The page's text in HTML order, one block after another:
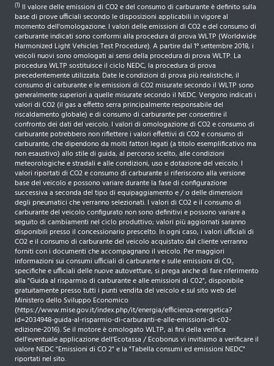
(1) Il valore delle emissioni di CO2 e del consumo di carburante è definito sulla
base di prove ufficiali secondo le disposizioni applicabili in vigore al
momento dell'omologazione. I valori delle emissioni di CO2 e del consumo di
carburante indicati sono conformi alla procedura di prova WLTP (Worldwide
Harmonized Light Vehicles Test Procedure). A partire dal 1° settembre 2018, i
veicoli nuovi sono omologati ai sensi della procedura di prova WLTP. La
procedura WLTP sostituisce il ciclo NEDC, la procedura di prova
precedentemente utilizzata. Date le condizioni di prova più realistiche, il
consumo di carburante e le emissioni di CO2 misurate secondo il WLTP sono
generalmente superiori a quelle misurate secondo il NEDC. Vengono indicati i
valori di CO2 (il gas a effetto serra principalmente responsabile del
riscaldamento globale) e di consumo di carburante per consentire il
confronto dei dati del veicolo. I valori di omologazione di CO2 e consumo di
carburante potrebbero non riflettere i valori effettivi di CO2 e consumo di
carburante, che dipendono da molti fattori legati (a titolo esemplificativo ma
non esaustivo) allo stile di guida, al percorso scelto, alle condizioni
meteorologiche e stradali e alle condizioni, uso e dotazione del veicolo. I
valori riportati di CO2 e consumo di carburante si riferiscono alla versione
base del veicolo e possono variare durante la fase di configurazione
successiva a seconda del tipo di equipaggiamento e / o delle dimensioni
degli pneumatici che verranno selezionati. I valori di CO2 e il consumo di
carburante del veicolo configurato non sono definitivi e possono variare a
seguito di cambiamenti nel ciclo produttivo; valori più aggiornati saranno
disponibili presso il concessionario prescelto. In ogni caso, i valori ufficiali di
CO2 e il consumo di carburante del veicolo acquistato dal cliente verranno
forniti con i documenti che accompagnano il veicolo. Per maggiori
informazioni sui consumi ufficiali di carburante e sulle emissioni di CO₂
specifiche e ufficiali delle nuove autovetture, si prega anche di fare riferimento
alla "Guida al risparmio di carburante e alle emissioni di C02", disponibile
gratuitamente presso tutti i punti vendita del veicolo e sul sito web del
Ministero dello Sviluppo Economico
(https://www.mise.gov.it/index.php/it/energia/efficienza-energetica?
id=2034948-guida-al-risparmio-di-carburanti-e-alle-emissioni-di-c02-
edizione-2016). Se il motore è omologato WLTP, ai fini della verifica
dell'eventuale applicazione dell'Ecotassa / Ecobonus vi invitiamo a verificare il
valore NEDC "Emissioni di CO 2" e la "Tabella consumi ed emissioni NEDC"
riportati nel sito.